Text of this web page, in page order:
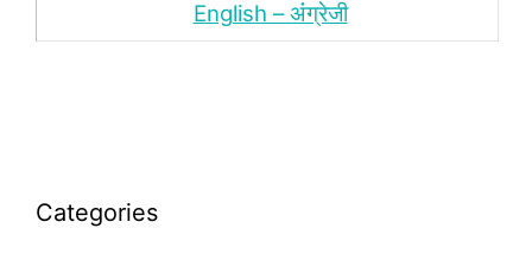
English – अंंग्रेजी
Categories